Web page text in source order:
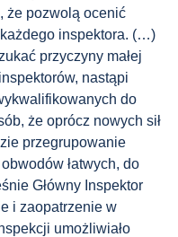
że pozwolą ocenić
inspektora. (…)
przyczyny małej
nastąpi
do
że oprócz nowych sił
przegrupowanie
łatwych, do
Główny Inspektor
i zaopatrzenie w
umożliwiało